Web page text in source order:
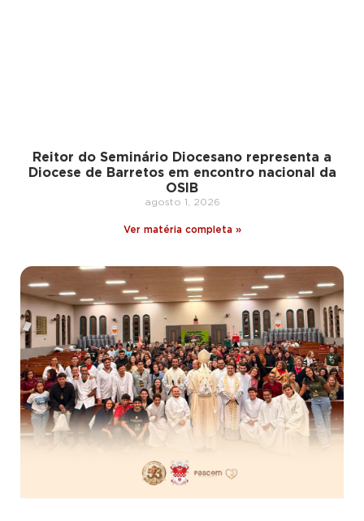
Reitor do Seminário Diocesano representa a
Diocese de Barretos em encontro nacional da
OSIB
agosto 1, 2026
Ver matéria completa »